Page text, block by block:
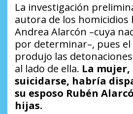
La investigación
autora de los homicidios
Andrea Alarcón –cuya
por determinar–, pues
produjo las
al lado de ella. La mujer,
suicidarse, habría
su esposo Rubén
hijas.